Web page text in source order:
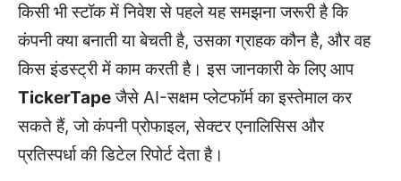
किसी भी स्टॉक में निवेश से पहले यह समझना जरूरी है कि
कंपनी क्या बनाती या बेचती है, उसका ग्राहक कौन है, और वह
किस इंडस्ट्री में काम करती है। इस जानकारी के लिए आप
TickerTapeजैसे AI-सक्षम प्लेटफॉर्म का इस्तेमाल कर
सकते हैं, जो कंपनी प्रोफाइल, सेक्टर एनालिसिस और
प्रतिस्पर्धा की डिटेल रिपोर्ट देता है।